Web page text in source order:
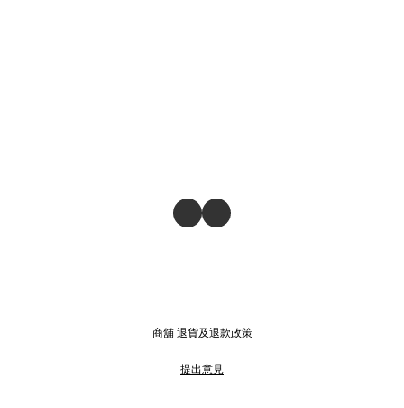
商舖退貨及退款政策
提出意見